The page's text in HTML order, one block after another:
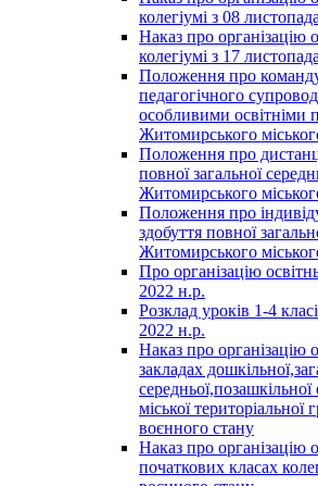
колегіумі з 08
Наказ про організацію
колегіумі з 17
Положення про
педагогічного
особливими освітніми
Житомирського
Положення про
повної загальної
Житомирського
Положення про
здобуття повної
Житомирського
Про організацію
2022 н.р.
Розклад уроків 1-4
2022 н.р.
Наказ про організацію
закладах
міської територіальної
воєнного стану
Наказ про організацію
початкових класах